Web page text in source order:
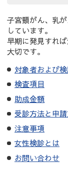
子宮頸がん、乳
しています。
早期に発見すれ
大切です。
対象者および
検査項目
助成金額
受診方法と申
注意事項
女性検診とは
お問い合わせ